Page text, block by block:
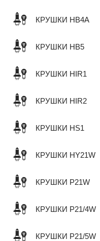
КРУШКИ HB4A
КРУШКИ HB5
КРУШКИ HIR1
КРУШКИ HIR2
КРУШКИ HS1
КРУШКИ HY21W
КРУШКИ P21W
КРУШКИ P21/4W
КРУШКИ P21/5W